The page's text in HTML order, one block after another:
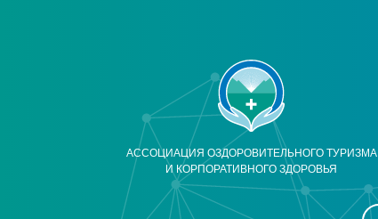
АССОЦИАЦИЯ ОЗДОРОВИТЕЛЬНОГО ТУРИЗМА
И КОРПОРАТИВНОГО ЗДОРОВЬЯ